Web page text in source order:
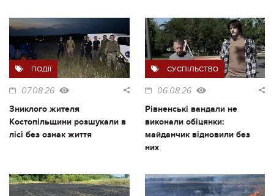
ПОДІЇ
07.08.26
Зниклого жителя
Костопільщини розшукали в
лісі без ознак життя
СУСПІЛЬСТВО
06.08.26
Рівненські вандали не
виконали обіцянки:
майданчик відновили без
них